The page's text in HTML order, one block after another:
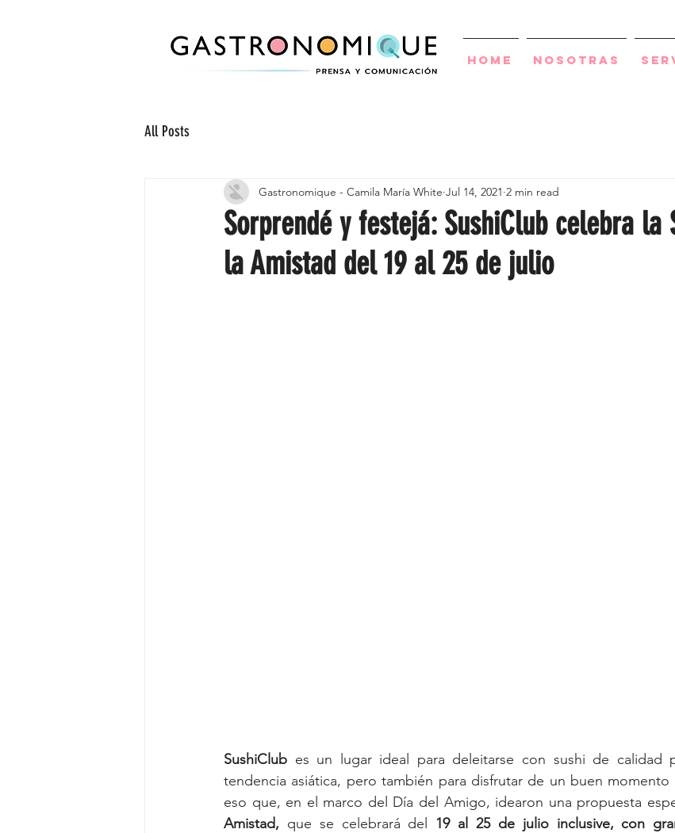
Home Nosotras
All Posts
Sorprendé y festejá: SushiClub celebra la
la Amistad del 19 al 25 de julio
Gastronomique - Camila María White Jul 14, 2021 2 min read
SushiClub es un lugar ideal para deleitarse con sushi de calidad
tendencia asiática, pero también para disfrutar de un buen
eso que, en el marco del Día del Amigo, idearon una propuesta
Amistad, que se celebrará del 19 al 25 de julio inclusive, con